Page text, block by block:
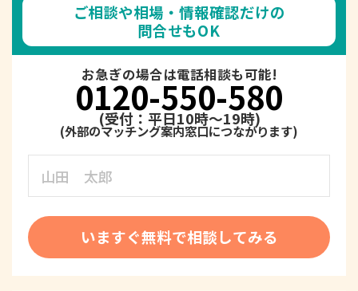
ご相談や相場・情報確認だけの
問合せもOK
お急ぎの場合は電話相談も可能!
0120-550-580
(受付：平日10時～19時)
いますぐ無料で相談してみる